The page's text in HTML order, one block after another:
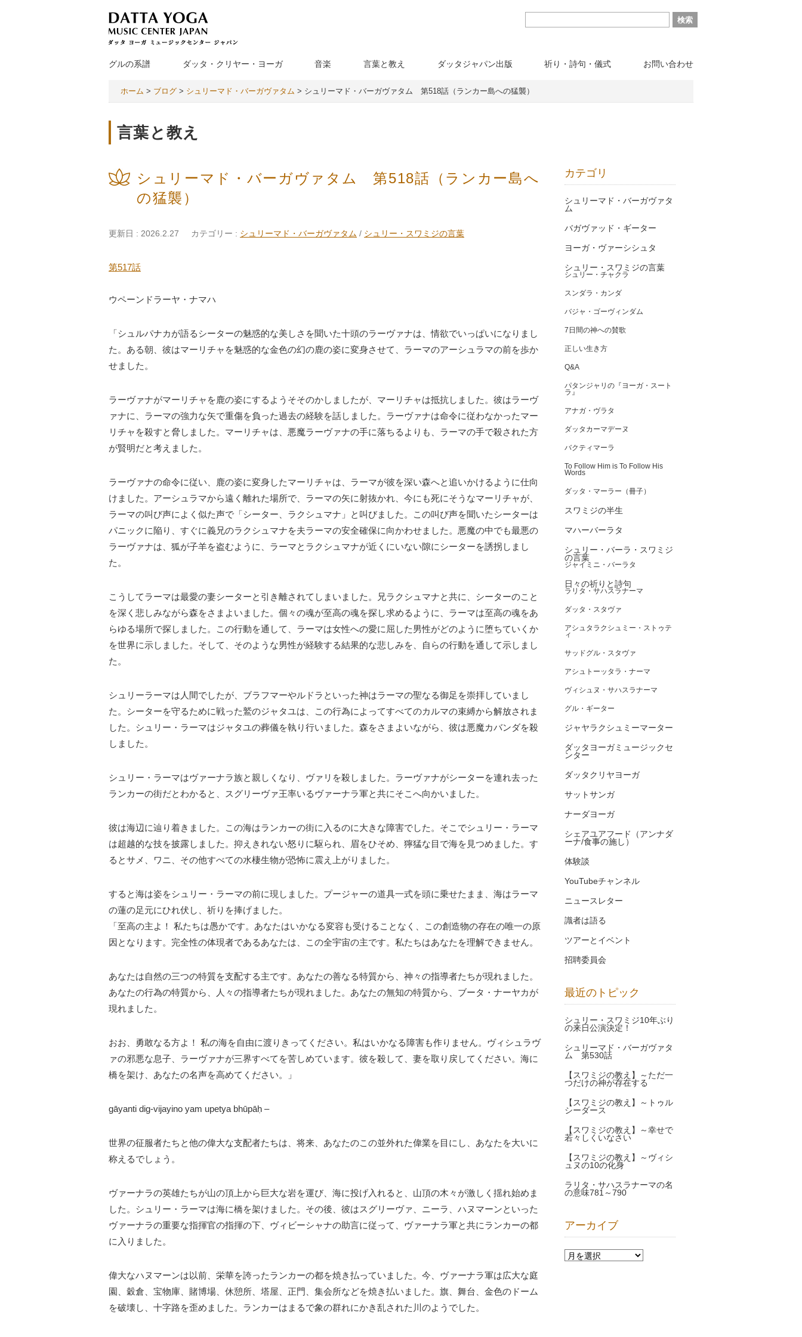
グルの系譜 ダッタ・クリヤー・ヨーガ 音楽 言葉と教え ダッタジャパン出版 祈り・詩句・儀式 お問い合わせ
ホーム > ブログ> シュリーマド・バーガヴァタム > シュリーマド・バーガヴァタム 第518話（ランカー島への猛襲）
言葉と教え
シュリーマド・バーガヴァタム 第518話（ランカー島へ
の猛襲）
更新日 : 2026.2.27 カテゴリー : シュリーマド・バーガヴァタム / シュリー・スワミジの言葉
第517話
ウペーンドラーヤ・ナマハ
「シュルパナカが語るシーターの魅惑的な美しさを聞いた十頭のラーヴァナは、情欲でいっぱいになりまし
た。ある朝、彼はマーリチャを魅惑的な金色の幻の鹿の姿に変身させて、ラーマのアーシュラマの前を歩か
せました。
ラーヴァナがマーリチャを鹿の姿にするようそそのかしましたが、マーリチャは抵抗しました。彼はラーヴ
ァナに、ラーマの強力な矢で重傷を負った過去の経験を話しました。ラーヴァナは命令に従わなかったマー
リチャを殺すと脅しました。マーリチャは、悪魔ラーヴァナの手に落ちるよりも、ラーマの手で殺された方
が賢明だと考えました。
ラーヴァナの命令に従い、鹿の姿に変身したマーリチャは、ラーマが彼を深い森へと追いかけるように仕向
けました。アーシュラマから遠く離れた場所で、ラーマの矢に射抜かれ、今にも死にそうなマーリチャが、
ラーマの叫び声によく似た声で「シーター、ラクシュマナ」と叫びました。この叫び声を聞いたシーターは
パニックに陥り、すぐに義兄のラクシュマナを夫ラーマの安全確保に向かわせました。悪魔の中でも最悪の
ラーヴァナは、狐が子羊を盗むように、ラーマとラクシュマナが近くにいない隙にシーターを誘拐しまし
た。
こうしてラーマは最愛の妻シーターと引き離されてしまいました。兄ラクシュマナと共に、シーターのこと
を深く悲しみながら森をさまよいました。個々の魂が至高の魂を探し求めるように、ラーマは至高の魂をあ
らゆる場所で探しました。この行動を通して、ラーマは女性への愛に屈した男性がどのように堕ちていくか
を世界に示しました。そして、そのような男性が経験する結果的な悲しみを、自らの行動を通して示しまし
た。
シュリーラーマは人間でしたが、ブラフマーやルドラといった神はラーマの聖なる御足を崇拝していまし
た。シーターを守るために戦った鷲のジャタユは、この行為によってすべてのカルマの束縛から解放されま
した。シュリー・ラーマはジャタユの葬儀を執り行いました。森をさまよいながら、彼は悪魔カバンダを殺
しました。
シュリー・ラーマはヴァーナラ族と親しくなり、ヴァリを殺しました。ラーヴァナがシーターを連れ去った
ランカーの街だとわかると、スグリーヴァ王率いるヴァーナラ軍と共にそこへ向かいました。
彼は海辺に辿り着きました。この海はランカーの街に入るのに大きな障害でした。そこでシュリー・ラーマ
は超越的な技を披露しました。抑えきれない怒りに駆られ、眉をひそめ、獰猛な目で海を見つめました。す
るとサメ、ワニ、その他すべての水棲生物が恐怖に震え上がりました。
すると海は姿をシュリー・ラーマの前に現しました。プージャーの道具一式を頭に乗せたまま、海はラーマ
の蓮の足元にひれ伏し、祈りを捧げました。
「至高の主よ！ 私たちは愚かです。あなたはいかなる変容も受けることなく、この創造物の存在の唯一の原
因となります。完全性の体現者であるあなたは、この全宇宙の主です。私たちはあなたを理解できません。
あなたは自然の三つの特質を支配する主です。あなたの善なる特質から、神々の指導者たちが現れました。
あなたの行為の特質から、人々の指導者たちが現れました。あなたの無知の特質から、ブータ・ナーヤカが
現れました。
おお、勇敢なる方よ！ 私の海を自由に渡りきってください。私はいかなる障害も作りません。ヴィシュラヴ
ァの邪悪な息子、ラーヴァナが三界すべてを苦しめています。彼を殺して、妻を取り戻してください。海に
橋を架け、あなたの名声を高めてください。」
gāyanti dig-vijayino yam upetya bhūpāḥ –
世界の征服者たちと他の偉大な支配者たちは、将来、あなたのこの並外れた偉業を目にし、あなたを大いに
称えるでしょう。
ヴァーナラの英雄たちが山の頂上から巨大な岩を運び、海に投げ入れると、山頂の木々が激しく揺れ始めま
した。シュリー・ラーマは海に橋を架けました。その後、彼はスグリーヴァ、ニーラ、ハヌマーンといった
ヴァーナラの重要な指揮官の指揮の下、ヴィビーシャナの助言に従って、ヴァーナラ軍と共にランカーの都
に入りました。
偉大なハヌマーンは以前、栄華を誇ったランカーの都を焼き払っていました。今、ヴァーナラ軍は広大な庭
園、穀倉、宝物庫、賭博場、休憩所、塔屋、正門、集会所などを焼き払いました。旗、舞台、金色のドーム
を破壊し、十字路を歪めました。ランカーはまるで象の群れにかき乱された川のようでした。
カテゴリ
シュリーマド・バーガヴァタ
ム
バガヴァッド・ギーター
ヨーガ・ヴァーシシュタ
シュリー・スワミジの言葉
シュリー・チャクラ
スンダラ・カンダ
バジャ・ゴーヴィンダム
7日間の神への賛歌
正しい生き方
Q&A
パタンジャリの『ヨーガ・スート
ラ』
アナガ・ヴラタ
ダッタカーマデーヌ
バクティマーラ
To Follow Him is To Follow His
Words
ダッタ・マーラー（冊子）
スワミジの半生
マハーバーラタ
シュリー・バーラ・スワミジ
の言葉
ジャイミニ・バーラタ
日々の祈りと詩句
ラリタ・サハスラナーマ
ダッタ・スタヴァ
アシュタラクシュミー・ストゥテ
ィ
サッドグル・スタヴァ
アシュトーッタラ・ナーマ
ヴィシュヌ・サハスラナーマ
グル・ギーター
ジャヤラクシュミーマーター
ダッタヨーガミュージックセ
ンター
ダッタクリヤヨーガ
サットサンガ
ナーダヨーガ
シェアユアフード（アンナダ
ーナ/食事の施し）
体験談
YouTubeチャンネル
ニュースレター
識者は語る
ツアーとイベント
招聘委員会
最近のトピック
シュリー・スワミジ10年ぶり
の来日公演決定！
シュリーマド・バーガヴァタ
ム 第530話
【スワミジの教え】～ただ一
つだけの神が存在する
【スワミジの教え】～トゥル
シーダース
【スワミジの教え】～幸せで
若々しくいなさい
【スワミジの教え】～ヴィシ
ュヌの10の化身
ラリタ・サハスラナーマの名
の意味781～790
アーカイブ